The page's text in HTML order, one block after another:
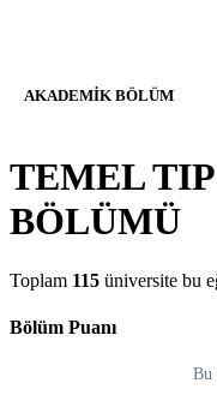
AKADEMIK BÖLÜM
TEMEL
BÖLÜMÜ
Toplam 115 üniversite bu
Bölüm Puanı
Bu